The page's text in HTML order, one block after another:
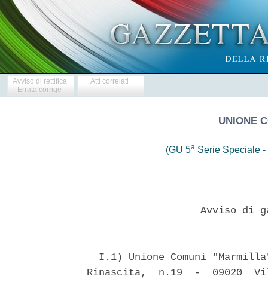
Avviso di rettifica
Errata corrige
Atti correlati
UNIONE
(GU 5aSerie Speciale -
Avviso di
I.1) Unione Comuni
Rinascita,  n.19  -  09020